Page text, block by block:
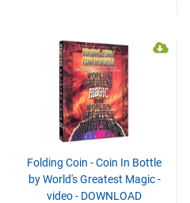
Folding Coin - Coin In Bottle
by World's Greatest Magic -
video - DOWNLOAD